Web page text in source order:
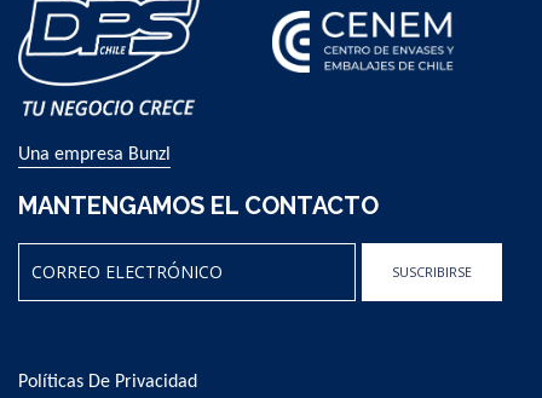
Una empresa Bunzl
MANTENGAMOS EL CONTACTO
Our
SUSCRIBIRSE
Políticas De Privacidad